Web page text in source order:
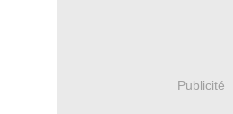
Publicité